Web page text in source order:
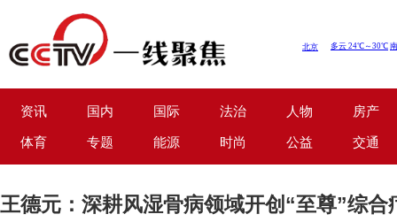
资讯 国内 国际 法治 人物 房产
体育 专题 能源 时尚 公益 交通
王德元：深耕风湿骨病领域开创“至尊”综合